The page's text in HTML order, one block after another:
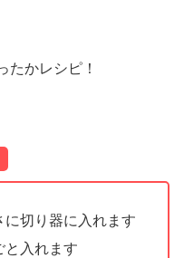
たかレシピ！
切り器に入れます
と入れます